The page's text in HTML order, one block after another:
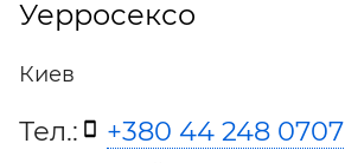
Уерросексо
Киев
Тел.: +380 44 248 0707